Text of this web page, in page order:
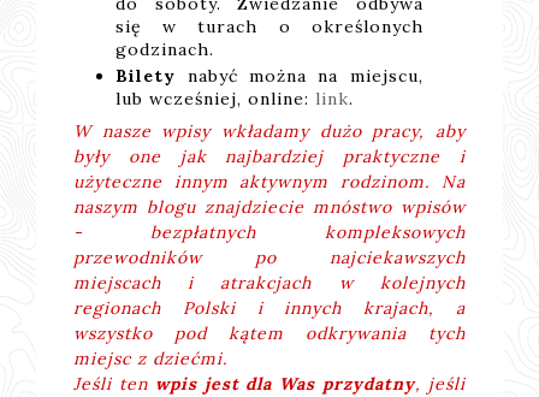
się w turach o określonych
godzinach.
Bilety nabyć można na miejscu,
lub wcześniej, online: link.
W nasze wpisy wkładamy dużo pracy, aby
były one jak najbardziej praktyczne i
użyteczne innym aktywnym rodzinom. Na
naszym blogu znajdziecie mnóstwo wpisów
- bezpłatnych kompleksowych
przewodników po najciekawszych
miejscach i atrakcjach w kolejnych
regionach Polski i innych krajach, a
wszystko pod kątem odkrywania tych
miejsc z dziećmi.
Jeśli ten wpis jest dla Was przydatny, jeśli